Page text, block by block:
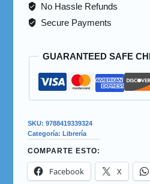
No Hassle Refunds
Secure Payments
GUARANTEED SAFE
SKU: 9788419339324
Categoría: Librería
COMPARTE ESTO:
Facebook X